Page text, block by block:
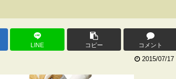
LINE コピー コメント
2015/07/17